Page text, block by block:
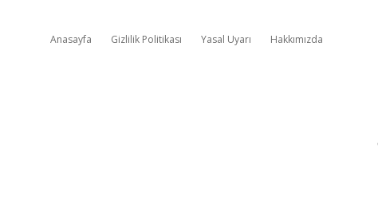
Anasayfa Gizlilik Politikası Yasal Uyarı Hakkımızda